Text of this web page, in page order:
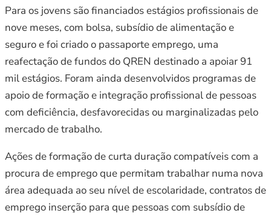
Para os jovens são financiados estágios profissionais de
nove meses, com bolsa, subsídio de alimentação e
seguro e foi criado o passaporte emprego, uma
reafectação de fundos do QREN destinado a apoiar 91
mil estágios. Foram ainda desenvolvidos programas de
apoio de formação e integração profissional de pessoas
com deficiência, desfavorecidas ou marginalizadas pelo
mercado de trabalho.
Ações de formação de curta duração compatíveis com a
procura de emprego que permitam trabalhar numa nova
área adequada ao seu nível de escolaridade, contratos de
emprego inserção para que pessoas com subsídio de